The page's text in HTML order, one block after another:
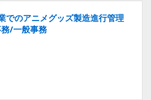
でのアニメグッズ製造進行管理
/一般事務